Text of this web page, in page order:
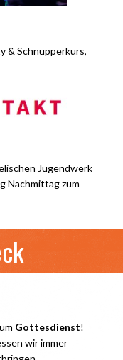
& Schnupperkurs,
Jugendwerk
Nachmittag zum
Gottesdienst!
wir immer